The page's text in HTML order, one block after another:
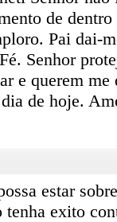
de
Pai dai-
Senhor
e querem me
de hoje.
estar
exito